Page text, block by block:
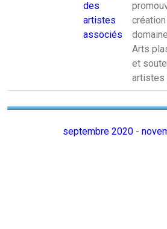
des
artistes
associés
Arts
et
artistes
septembre 2020-